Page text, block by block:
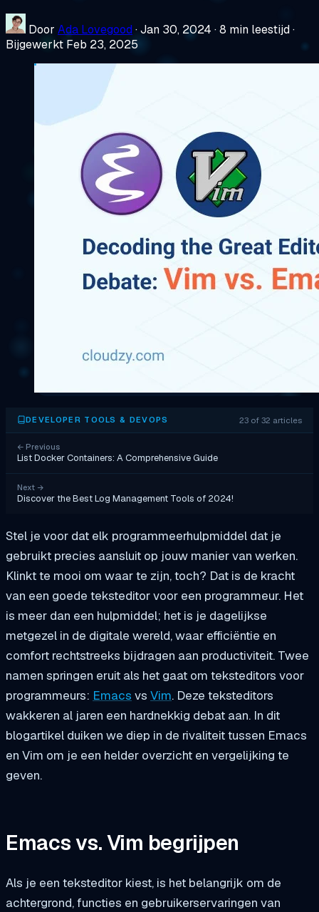
Door Ada Lovegood·Jan 30, 2024 ·8 min leestijd·
Bijgewerkt Feb 23, 2025
DEVELOPER TOOLS & DEVOPS 23 of 32 articles
← Previous
List Docker Containers: A Comprehensive Guide
Next →
Discover the Best Log Management Tools of 2024!
Stel je voor dat elk programmeerhulpmiddel dat je
gebruikt precies aansluit op jouw manier van werken.
Klinkt te mooi om waar te zijn, toch? Dat is de kracht
van een goede teksteditor voor een programmeur. Het
is meer dan een hulpmiddel; het is je dagelijkse
metgezel in de digitale wereld, waar efficiëntie en
comfort rechtstreeks bijdragen aan productiviteit. Twee
namen springen eruit als het gaat om teksteditors voor
programmeurs: Emacs vs Vim. Deze teksteditors
wakkeren al jaren een hardnekkig debat aan. In dit
blogartikel duiken we diep in de rivaliteit tussen Emacs
en Vim om je een helder overzicht en vergelijking te
geven.
Emacs vs. Vim begrijpen
Als je een teksteditor kiest, is het belangrijk om de
achtergrond, functies en gebruikerservaringen van